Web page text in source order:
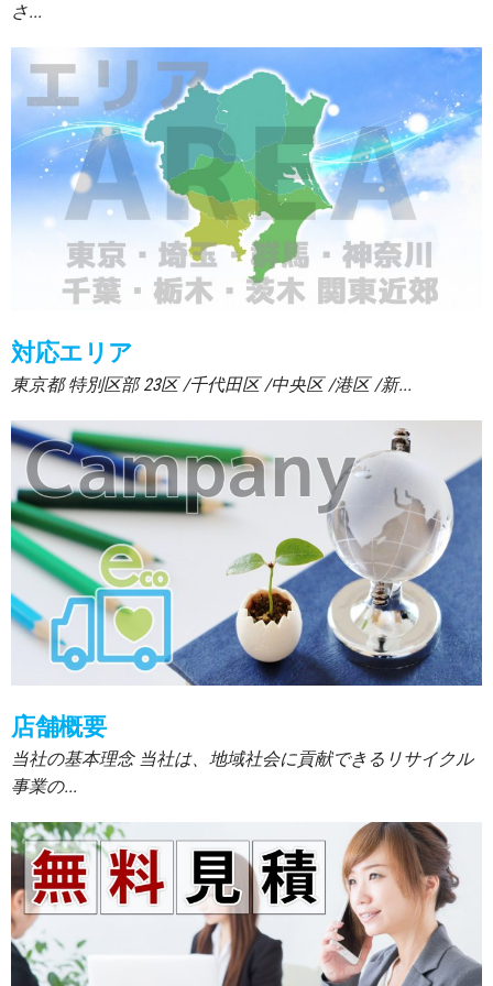
さ...
対応エリア
東京都 特別区部 23区 /千代田区 /中央区 /港区 /新...
店舗概要
当社の基本理念 当社は、地域社会に貢献できるリサイクル
事業の...